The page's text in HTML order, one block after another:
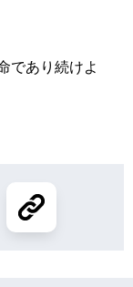
であり続けよ